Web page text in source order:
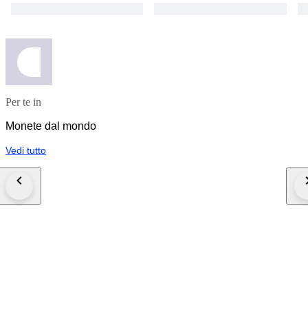
Per te in
Monete dal mondo
Vedi tutto